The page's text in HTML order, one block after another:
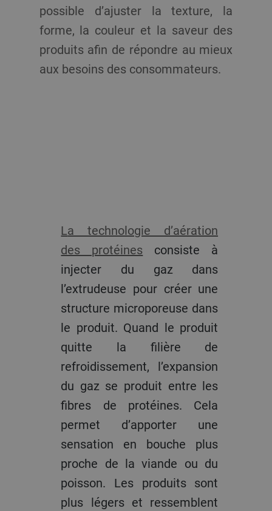
possible d’ajuster la texture, la
forme, la couleur et la saveur des
produits afin de répondre au mieux
aux besoins des consommateurs.
La technologie d’aération
des protéines consiste à
injecter du gaz dans
l’extrudeuse pour créer une
structure microporeuse dans
le produit. Quand le produit
quitte la filière de
refroidissement, l’expansion
du gaz se produit entre les
fibres de protéines. Cela
permet d’apporter une
sensation en bouche plus
proche de la viande ou du
poisson. Les produits sont
plus légers et ressemblent